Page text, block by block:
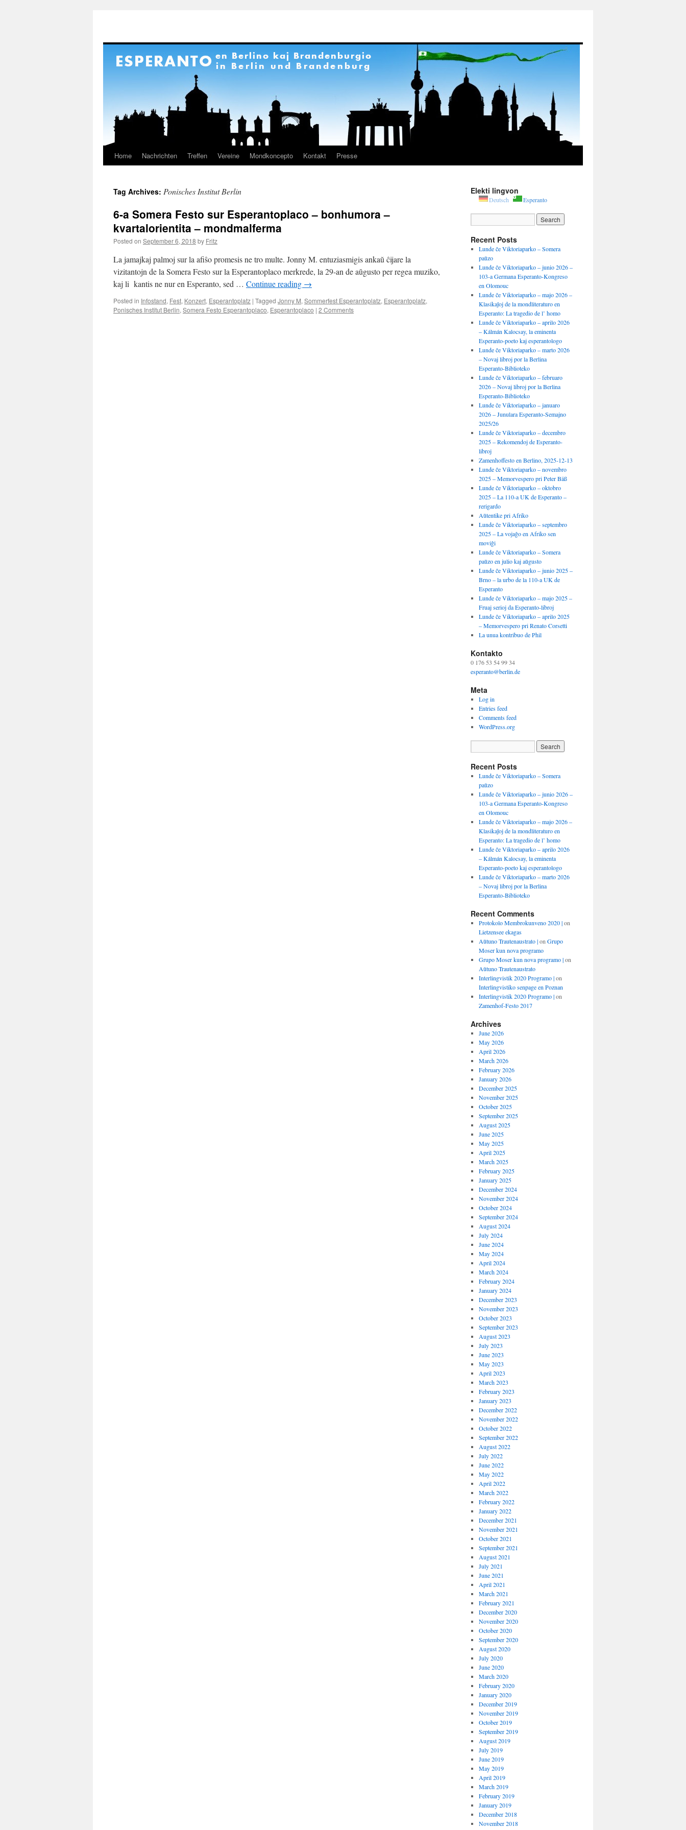
Skip
content
Home Nachrichten Treffen Vereine Mondkoncepto Kontakt Presse
Tag Archives: Ponisches Institut Berlin
6-a Somera Festo sur Esperantoplaco – bonhumora –
kvartalorientita – mondmalferma
Posted on September 6, 2018 by Fritz
La jamajkaj palmoj sur la afiŝo promesis ne tro multe. Jonny M. entuziasmigis ankaŭ ĉijare la
vizitantojn de la Somera Festo sur la Esperantoplaco merkrede, la 29-an de aŭgusto per regea muziko,
kaj li kantis ne nur en Esperanto, sed … Continue reading →
Posted in Infostand, Fest, Konzert, Esperantoplatz | Tagged Jonny M, Sommerfest Esperantoplatz, Esperantoplatz,
Ponisches Institut Berlin, Somera Festo Esperantoplaco, Esperantoplaco | 2 Comments
Elekti lingvon
Deutsch Esperanto
Recent Posts
Lunde ĉe Viktoriaparko – Somera
paŭzo
Lunde ĉe Viktoriaparko – junio 2026 –
103-a Germana Esperanto-Kongreso
en Olomouc
Lunde ĉe Viktoriaparko – majo 2026 –
Klasikaĵoj de la mondliteraturo en
Esperanto: La tragedio de l’ homo
Lunde ĉe Viktoriaparko – aprilo 2026
– Kálmán Kalocsay, la eminenta
Esperanto-poeto kaj esperantologo
Lunde ĉe Viktoriaparko – marto 2026
– Novaj libroj por la Berlina
Esperanto-Biblioteko
Lunde ĉe Viktoriaparko – februaro
2026 – Novaj libroj por la Berlina
Esperanto-Biblioteko
Lunde ĉe Viktoriaparko – januaro
2026 – Junulara Esperanto-Semajno
2025/26
Lunde ĉe Viktoriaparko – decembro
2025 – Rekomendoj de Esperanto-
libroj
Zamenhoffesto en Berlino, 2025-12-13
Lunde ĉe Viktoriaparko – novembro
2025 – Memorvespero pri Peter Bäß
Lunde ĉe Viktoriaparko – oktobro
2025 – La 110-a UK de Esperanto –
rerigardo
Aŭtentike pri Afriko
Lunde ĉe Viktoriaparko – septembro
2025 – La vojaĝo en Afriko sen
moviĝi
Lunde ĉe Viktoriaparko – Somera
paŭzo en julio kaj aŭgusto
Lunde ĉe Viktoriaparko – junio 2025 –
Brno – la urbo de la 110-a UK de
Esperanto
Lunde ĉe Viktoriaparko – majo 2025 –
Fruaj serioj da Esperanto-libroj
Lunde ĉe Viktoriaparko – aprilo 2025
– Memorvespero pri Renato Corsetti
La unua kontribuo de Phil
Kontakto
0 176 53 54 99 34
esperanto@berlin.de
Meta
Log in
Entries feed
Comments feed
WordPress.org
Recent Posts
Lunde ĉe Viktoriaparko – Somera
paŭzo
Lunde ĉe Viktoriaparko – junio 2026 –
103-a Germana Esperanto-Kongreso
en Olomouc
Lunde ĉe Viktoriaparko – majo 2026 –
Klasikaĵoj de la mondliteraturo en
Esperanto: La tragedio de l’ homo
Lunde ĉe Viktoriaparko – aprilo 2026
– Kálmán Kalocsay, la eminenta
Esperanto-poeto kaj esperantologo
Lunde ĉe Viktoriaparko – marto 2026
– Novaj libroj por la Berlina
Esperanto-Biblioteko
Recent Comments
Protokolo Membrokunveno 2020 |on
Lietzensee ekagas
Aŭtuno Trautenaustrato |on Grupo
Moser kun nova programo
Grupo Moser kun nova programo |on
Aŭtuno Trautenaustrato
Interlingvistik 2020 Programo |on
Interlingvistiko senpage en Poznan
Interlingvistik 2020 Programo |on
Zamenhof-Festo 2017
Archives
June 2026
May 2026
April 2026
March 2026
February 2026
January 2026
December 2025
November 2025
October 2025
September 2025
August 2025
June 2025
May 2025
April 2025
March 2025
February 2025
January 2025
December 2024
November 2024
October 2024
September 2024
August 2024
July 2024
June 2024
May 2024
April 2024
March 2024
February 2024
January 2024
December 2023
November 2023
October 2023
September 2023
August 2023
July 2023
June 2023
May 2023
April 2023
March 2023
February 2023
January 2023
December 2022
November 2022
October 2022
September 2022
August 2022
July 2022
June 2022
May 2022
April 2022
March 2022
February 2022
January 2022
December 2021
November 2021
October 2021
September 2021
August 2021
July 2021
June 2021
April 2021
March 2021
February 2021
December 2020
November 2020
October 2020
September 2020
August 2020
July 2020
June 2020
March 2020
February 2020
January 2020
December 2019
November 2019
October 2019
September 2019
August 2019
July 2019
June 2019
May 2019
April 2019
March 2019
February 2019
January 2019
December 2018
November 2018